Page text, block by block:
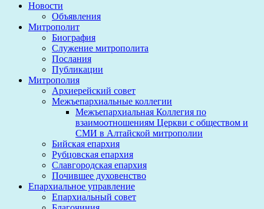
Новости
Объявления
Митрополит
Биография
Служение митрополита
Послания
Публикации
Митрополия
Архиерейский совет
Межъепархиальные коллегии
Межъепархиальная Коллегия по
взаимоотношениям Церкви с обществом и
СМИ в Алтайской митрополии
Бийская епархия
Рубцовская епархия
Славгородская епархия
Почившее духовенство
Епархиальное управление
Епархиальный совет